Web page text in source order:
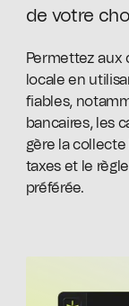
de votre
Permettez aux
locale en
fiables,
bancaires, les
gère la
taxes et le
préférée.